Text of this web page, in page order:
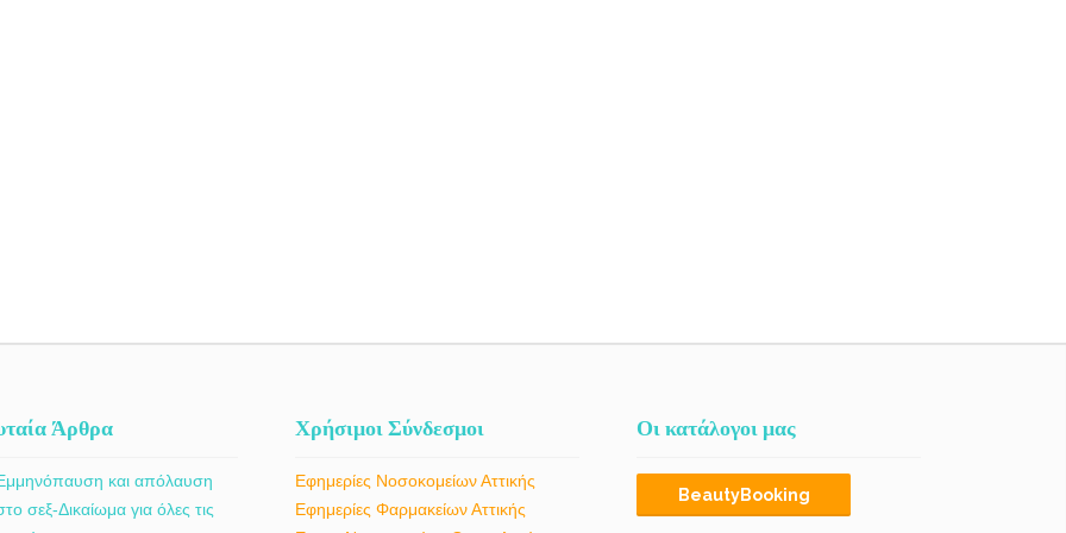
Άρθρα
και απόλαυση
σεξ-Δικαίωμα για όλες τις
Χρήσιμοι Σύνδεσμοι
Εφημερίες Νοσοκομείων Αττικής
Εφημερίες Φαρμακείων Αττικής
Οι κατάλογοι μας
BeautyBooking